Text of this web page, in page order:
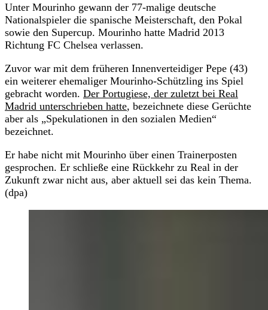
Unter Mourinho gewann der 77-malige deutsche
Nationalspieler die spanische Meisterschaft, den Pokal
sowie den Supercup. Mourinho hatte Madrid 2013
Richtung FC Chelsea verlassen.
Zuvor war mit dem früheren Innenverteidiger Pepe (43)
ein weiterer ehemaliger Mourinho-Schützling ins Spiel
gebracht worden. Der Portugiese, der zuletzt bei Real
Madrid unterschrieben hatte, bezeichnete diese Gerüchte
aber als „Spekulationen in den sozialen Medien“
bezeichnet.
Er habe nicht mit Mourinho über einen Trainerposten
gesprochen. Er schließe eine Rückkehr zu Real in der
Zukunft zwar nicht aus, aber aktuell sei das kein Thema.
(dpa)